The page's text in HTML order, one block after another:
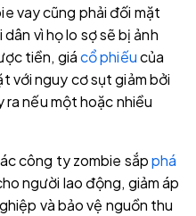
vay cũng phải đối mặt
vì họ lo sợ sẽ bị ảnh
tiền, giácổ phiếucủa
với nguy cơ sụt giảm bởi
ra nếu một hoặc nhiều
công ty zombie sắpphá
người lao động, giảm áp
và bảo vệ nguồn thu